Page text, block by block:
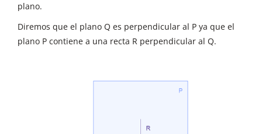
plano.
Diremos que el plano Q es perpendicular al P ya que el
plano P contiene a una recta R perpendicular al Q.